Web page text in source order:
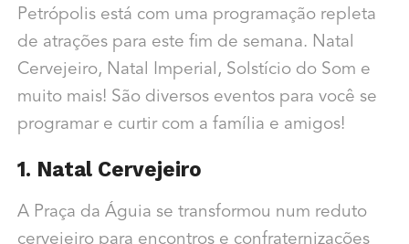
Petrópolis está com uma programação repleta
de atrações para este fim de semana. Natal
Cervejeiro, Natal Imperial, Solstício do Som e
muito mais! São diversos eventos para você se
programar e curtir com a família e amigos!
1. Natal Cervejeiro
A Praça da Águia se transformou num reduto
cervejeiro para encontros e confraternizações